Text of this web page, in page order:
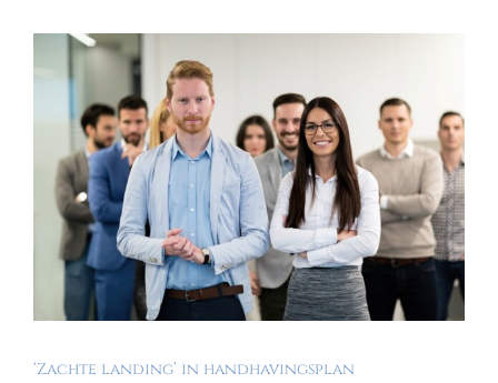
afbeelding
‘Zachte landing’ in handhavingsplan